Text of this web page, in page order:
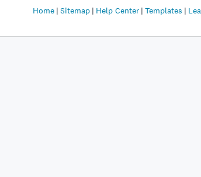
Home Sitemap Help Center Templates